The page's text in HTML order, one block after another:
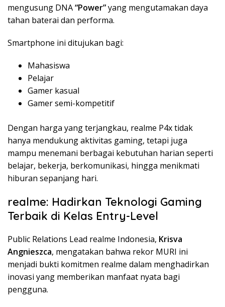
mengusung DNA“Power”yang mengutamakan daya
tahan baterai dan performa.
Smartphone ini ditujukan bagi:
Mahasiswa
Pelajar
Gamer kasual
Gamer semi-kompetitif
Dengan harga yang terjangkau, realme P4x tidak
hanya mendukung aktivitas gaming, tetapi juga
mampu menemani berbagai kebutuhan harian seperti
belajar, bekerja, berkomunikasi, hingga menikmati
hiburan sepanjang hari.
realme: Hadirkan Teknologi Gaming
Terbaik di Kelas Entry-Level
Public Relations Lead realme Indonesia, Krisva
Angnieszca, mengatakan bahwa rekor MURI ini
menjadi bukti komitmen realme dalam menghadirkan
inovasi yang memberikan manfaat nyata bagi
pengguna.